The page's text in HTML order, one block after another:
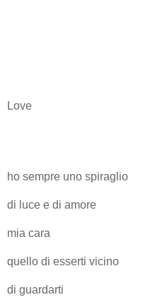
Love
ho sempre uno spiraglio
di luce e di amore
mia cara
quello di esserti vicino
di guardarti